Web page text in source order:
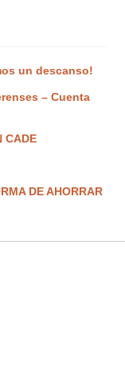
un descanso!
– Cuenta
CADE
DE AHORRAR